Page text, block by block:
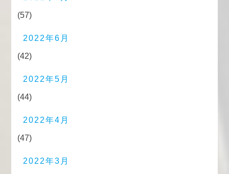
(57)
2022年6月
(42)
2022年5月
(44)
2022年4月
(47)
2022年3月